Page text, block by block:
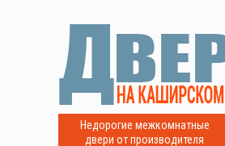
Недорогие межкомнатные
двери от производителя